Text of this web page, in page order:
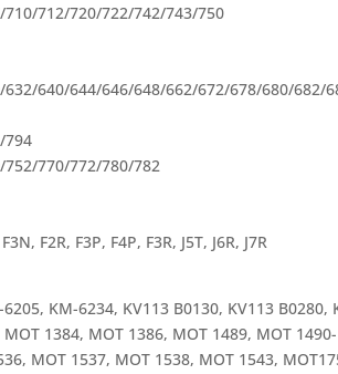
712/720/722/742/743/750
640/644/646/648/662/672/678/680/
794
770/772/780/782
F2R, F3P, F4P, F3R, J5T, J6R, J7R
KM-6234, KV113 B0130, KV113
1384, MOT 1386, MOT 1489, MOT 1490-
MOT 1537, MOT 1538, MOT 1543,